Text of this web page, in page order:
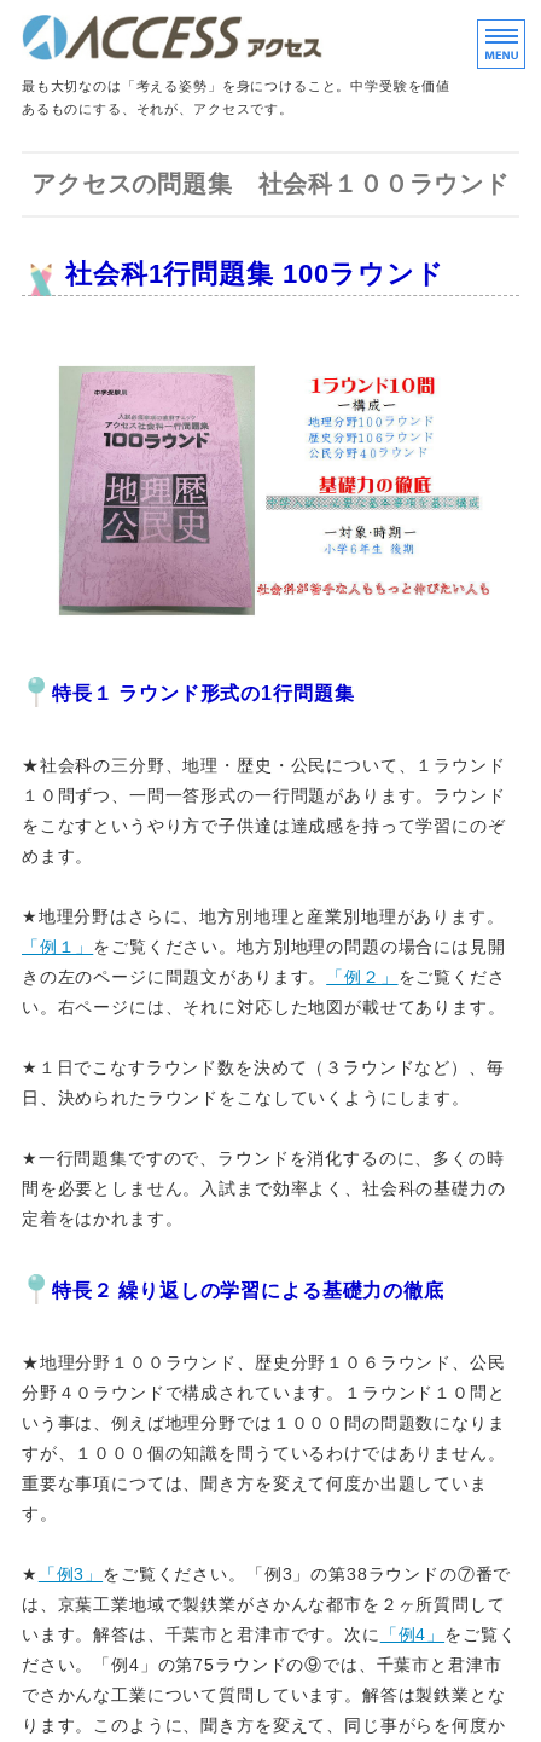
小田急線・東急田園
最も大切なのは「考える姿勢」を身につけること。中学受験を価値
あるものにする、それが、アクセスです。
よくあるご質問
お問い合わせ
アクセスの問題集 社会科１００ラウンド
社会科1行問題集 100ラウンド
特長１ ラウンド形式の1行問題集
★社会科の三分野、地理・歴史・公民について、１ラウンド
１０問ずつ、一問一答形式の一行問題があります。ラウンド
をこなすというやり方で子供達は達成感を持って学習にのぞ
めます。
★地理分野はさらに、地方別地理と産業別地理があります。
「例１」 をご覧ください。地方別地理の問題の場合には見開
きの左のページに問題文があります。
「例２」 をご覧くださ
い。右ページには、それに対応した地図が載せてあります。
★１日でこなすラウンド数を決めて（３ラウンドなど）、毎
日、決められたラウンドをこなしていくようにします。
★一行問題集ですので、ラウンドを消化するのに、多くの時
間を必要としません。入試まで効率よく、社会科の基礎力の
定着をはかれます。
特長２ 繰り返しの学習による基礎力の徹底
★地理分野１００ラウンド、歴史分野１０６ラウンド、公民
分野４０ラウンドで構成されています。１ラウンド１０問と
いう事は、例えば地理分野では１０００問の問題数になりま
すが、１０００個の知識を問うているわけではありません。
重要な事項につては、聞き方を変えて何度か出題していま
す。
★ 「例3」 をご覧ください。「例3」の第38ラウンドの⑦番で
は、京葉工業地域で製鉄業がさかんな都市を２ヶ所質問して
います。解答は、千葉市と君津市です。次に
「例4」 をご覧く
ださい。「例4」の第75ラウンドの⑨では、千葉市と君津市
でさかんな工業について質問しています。解答は製鉄業とな
ります。このように、聞き方を変えて、同じ事がらを何度か